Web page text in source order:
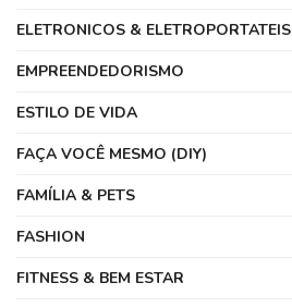
ELETRONICOS & ELETROPORTATEIS
EMPREENDEDORISMO
ESTILO DE VIDA
FAÇA VOCÊ MESMO (DIY)
FAMÍLIA & PETS
FASHION
FITNESS & BEM ESTAR